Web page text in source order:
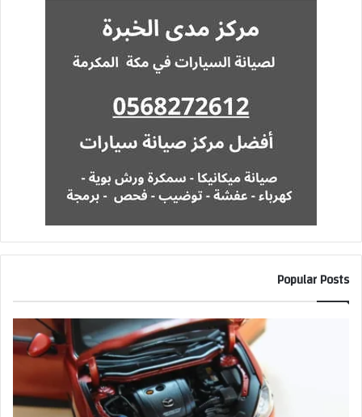
Popular Posts